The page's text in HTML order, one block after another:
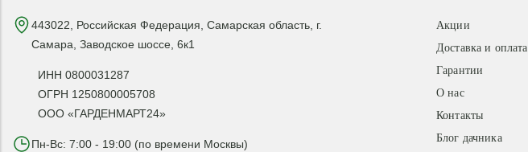
443022, Российская Федерация, Самарская область, г.
Самара, Заводское шоссе, 6к1
ИНН 0800031287
ОГРН 1250800005708
ООО «ГАРДЕНМАРТ24»
Пн-Вс: 7:00 - 19:00 (по времени Москвы)
Акции
Доставка и оплата
Гарантии
О нас
Контакты
Блог дачника